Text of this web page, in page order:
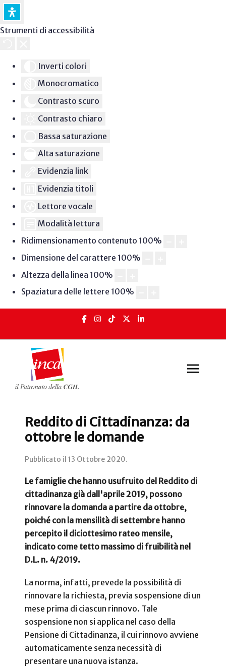
Strumenti di accessibilità
Inverti colori
Monocromatico
Contrasto scuro
Contrasto chiaro
Bassa saturazione
Alta saturazione
Evidenzia link
Evidenzia titoli
Lettore vocale
Modalità lettura
Ridimensionamento contenuto 100%
Dimensione del carattere 100%
Altezza della linea 100%
Spaziatura delle lettere 100%
Reddito di Cittadinanza: da
ottobre le domande
Pubblicato il 13 Ottobre 2020.
Le famiglie che hanno usufruito del Reddito di
cittadinanza già dall'aprile 2019, possono
rinnovare la domanda a partire da ottobre,
poiché con la mensilità di settembre hanno
percepito il diciottesimo rateo mensile,
indicato come tetto massimo di fruibilità nel
D.L. n. 4/2019.
La norma, infatti, prevede la possibilità di
rinnovare la richiesta, previa sospensione di un
mese prima di ciascun rinnovo. Tale
sospensione non si applica nel caso della
Pensione di Cittadinanza, il cui rinnovo avviene
automaticamente senza necessità di
presentare una nuova istanza.